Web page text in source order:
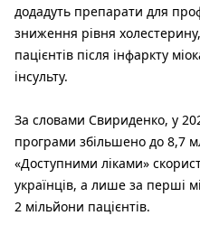
додадуть препарати для
зниження рівня
пацієнтів після інфаркту
інсульту.
За словами Свириденко, у
програми збільшено до 8,7
«Доступними ліками»
українців, а лише за перші
2 мільйони пацієнтів.